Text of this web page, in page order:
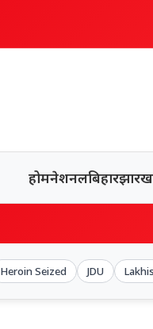
होमनेशनलबिहार
Heroin Seized JDU